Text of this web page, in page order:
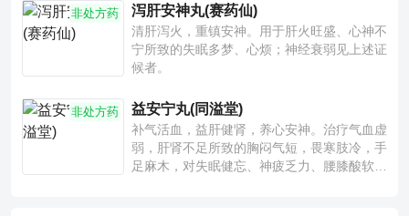
非处方药 泻肝安神丸(赛药仙)
清肝泻火，重镇安神。用于肝火旺盛、心神不
宁所致的失眠多梦、心烦；神经衰弱见上述证
候者。
非处方药 益安宁丸(同溢堂)
补气活血，益肝健肾，养心安神。治疗气血虚
弱，肝肾不足所致的胸闷气短，畏寒肢冷，手
足麻木，对失眠健忘、神疲乏力、腰膝酸软也